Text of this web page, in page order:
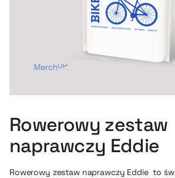
Rowerowy zestaw
naprawczy Eddie
Rowerowy zestaw naprawczy Eddie to